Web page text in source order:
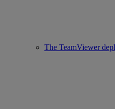
The TeamViewer